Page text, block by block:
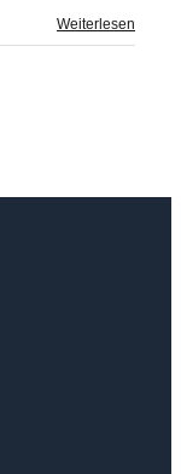
Weiterlesen